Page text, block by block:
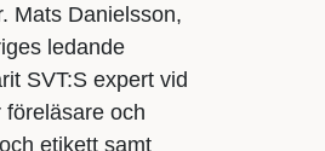
Mats Danielsson,
ledande
SVT:S expert vid
och
etikett samt